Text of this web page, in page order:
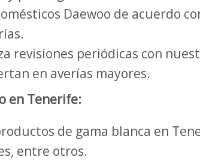
Daewoo de acuerdo
revisiones periódicas con
en averías mayores.
en Tenerife:
de gama blanca en
entre otros.